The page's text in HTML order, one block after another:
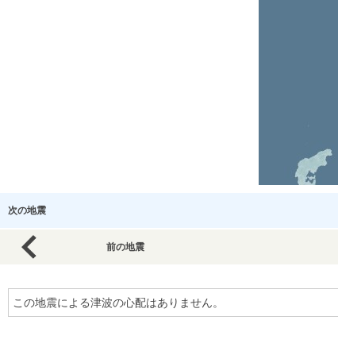
次の地震
前の地震
この地震による津波の心配はありません。